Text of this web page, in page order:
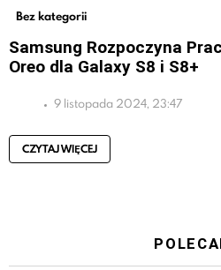
Bez kategorii
Samsung Rozpoczyna
Oreo dla Galaxy S8 i S8+
9 listopada 2024, 23:47
CZYTAJ WIĘCEJ